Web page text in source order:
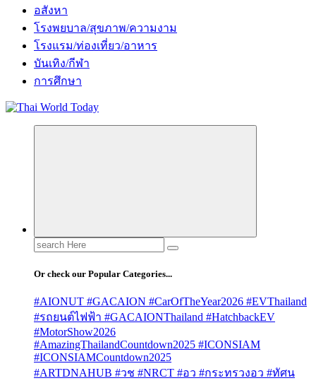
อสังหา
โรงพยบาล/สุขภาพ/ความงาม
โรงแรม/ท่องเที่ยว/อาหาร
บันเทิง/กีฬา
การศึกษา
Search
for:
Or check our Popular Categories...
#AIONUT #GACAION #CarOfTheYear2026 #EVThailand
#รถยนต์ไฟฟ้า #GACAIONThailand #HatchbackEV
#MotorShow2026
#AmazingThailandCountdown2025 #ICONSIAM
#ICONSIAMCountdown2025
#ARTDNAHUB #วช #NRCT #อว #กระทรวงอว #ทัศน